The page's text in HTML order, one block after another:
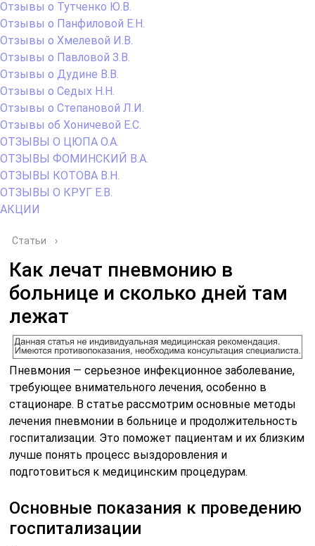
Отзывы о Тутченко Ю.В.
Отзывы о Панфиловой Е.Н.
Отзывы о Хмелевой И.В.
Отзывы о Павловой З.В.
Отзывы о Дудине В.В.
Отзывы о Седых Н.Н.
Отзывы о Степановой Л.И.
Отзывы об Хоничевой Е.С.
ОТЗЫВЫ О ЦЮПА О.А.
ОТЗЫВЫ ФОМИНСКИЙ В.А.
ОТЗЫВЫ КОТОВА В.Н.
ОТЗЫВЫ О КРУГ Е.В.
АКЦИИ
Статьи ›
Как лечат пневмонию в
больнице и сколько дней там
лежат
Пневмония — серьезное инфекционное заболевание,
требующее внимательного лечения, особенно в
стационаре. В статье рассмотрим основные методы
лечения пневмонии в больнице и продолжительность
госпитализации. Это поможет пациентам и их близким
лучше понять процесс выздоровления и
подготовиться к медицинским процедурам.
Основные показания к проведению
госпитализации